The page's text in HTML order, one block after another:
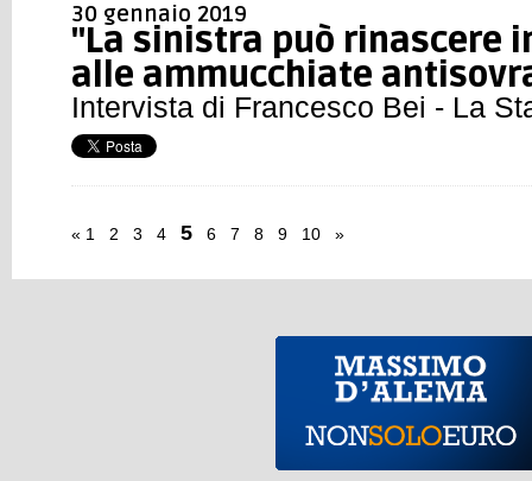
30 gennaio 2019
"La sinistra può rinascere
alle ammucchiate
Intervista di Francesco Bei - La
« 1 2 3 4 5 6 7 8 9 10 »